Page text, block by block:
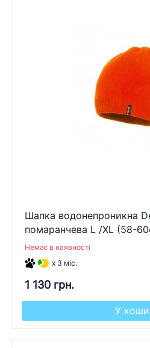
Шапка водонепроникна
помаранчева L /XL (58-
Немає в наявності
x 3 міс.
1 130 грн.
У